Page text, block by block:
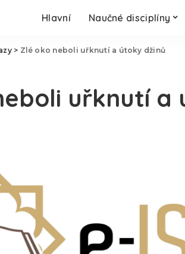
Hlavní Naučné disciplíny
> Zlé oko neboli uřknutí a útoky džinů
uřknutí a